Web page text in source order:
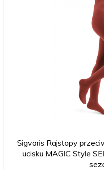
Sigvaris Rajstopy
ucisku MAGIC Style